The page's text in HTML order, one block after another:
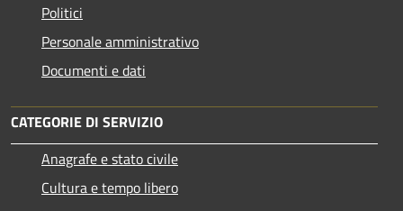
Politici
Personale amministrativo
Documenti e dati
CATEGORIE DI SERVIZIO
Anagrafe e stato civile
Cultura e tempo libero